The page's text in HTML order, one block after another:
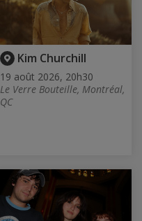
Kim Churchill
19 août 2026, 20h30
Le Verre Bouteille, Montréal,
QC